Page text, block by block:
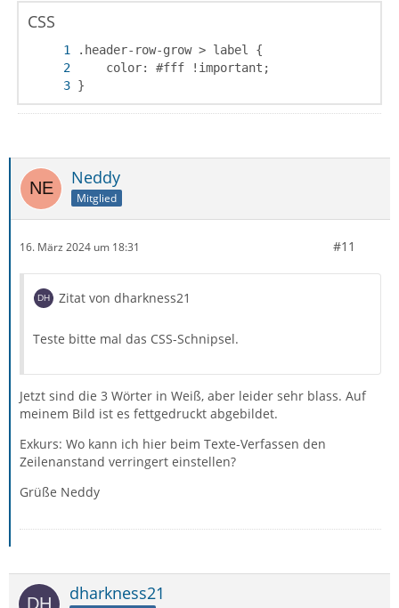
CSS
}
Neddy
Mitglied
16. März 2024 um 18:31 #11
Zitat von dharkness21
Teste bitte mal das CSS-Schnipsel.
Jetzt sind die 3 Wörter in Weiß, aber leider sehr blass. Auf
meinem Bild ist es fettgedruckt abgebildet.
Exkurs: Wo kann ich hier beim Texte-Verfassen den
Zeilenanstand verringert einstellen?
Grüße Neddy
dharkness21